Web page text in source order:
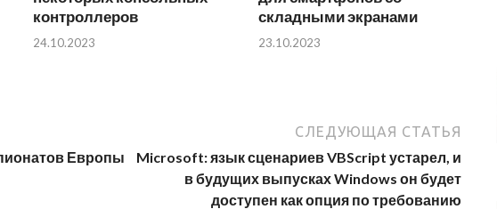
контроллеров
24.10.2023
складными экранами
23.10.2023
Европы
СЛЕДУЮЩАЯ СТАТЬЯ
Microsoft: язык сценариев VBScript устарел, и
в будущих выпусках Windows он будет
доступен как опция по требованию